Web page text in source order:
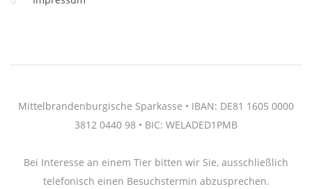
Mittelbrandenburgische Sparkasse • IBAN: DE81 1605 0000
3812 0440 98 • BIC: WELADED1PMB
Bei Interesse an einem Tier bitten wir Sie, ausschließlich
telefonisch einen Besuchstermin abzusprechen.